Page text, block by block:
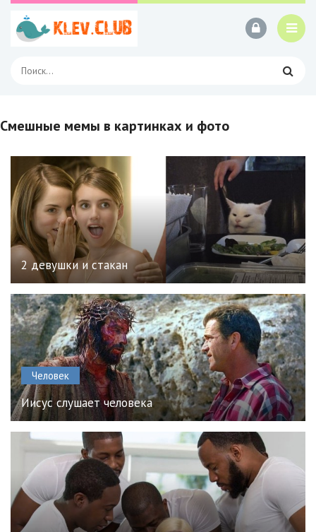
Смешные мемы в картинках и фото
2 девушки и стакан
Человек
Иисус слушает человека